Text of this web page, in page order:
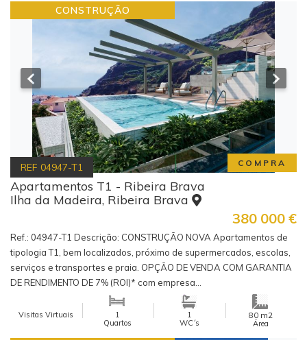
CONSTRUÇÃO
COMPRA
REF 04947-T1
Apartamentos T1 - Ribeira Brava
Ilha da Madeira, Ribeira Brava
380 000 €
Ref.: 04947-T1 Descrição: CONSTRUÇÃO NOVA Apartamentos de
tipologia T1, bem localizados, próximo de supermercados, escolas,
serviços e transportes e praia. OPÇÃO DE VENDA COM GARANTIA
DE RENDIMENTO DE 7% (ROI)* com empresa...
Visitas Virtuais
1
Quartos
1
WC´s
80 m2
Área